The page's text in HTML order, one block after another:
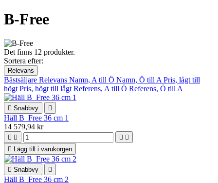
B-Free
Det finns 12 produkter.
Sortera efter:
Relevans
Bästsäljare Relevans Namn, A till Ö Namn, Ö till A Pris, lågt till
högt Pris, högt till lågt Referens, A till Ö Referens, Ö till A
 Snabbvy 
Häll B_Free 36 cm 1
14 579,94 kr
   

Lägg till i varukorgen
 Snabbvy 
Häll B_Free 36 cm 2